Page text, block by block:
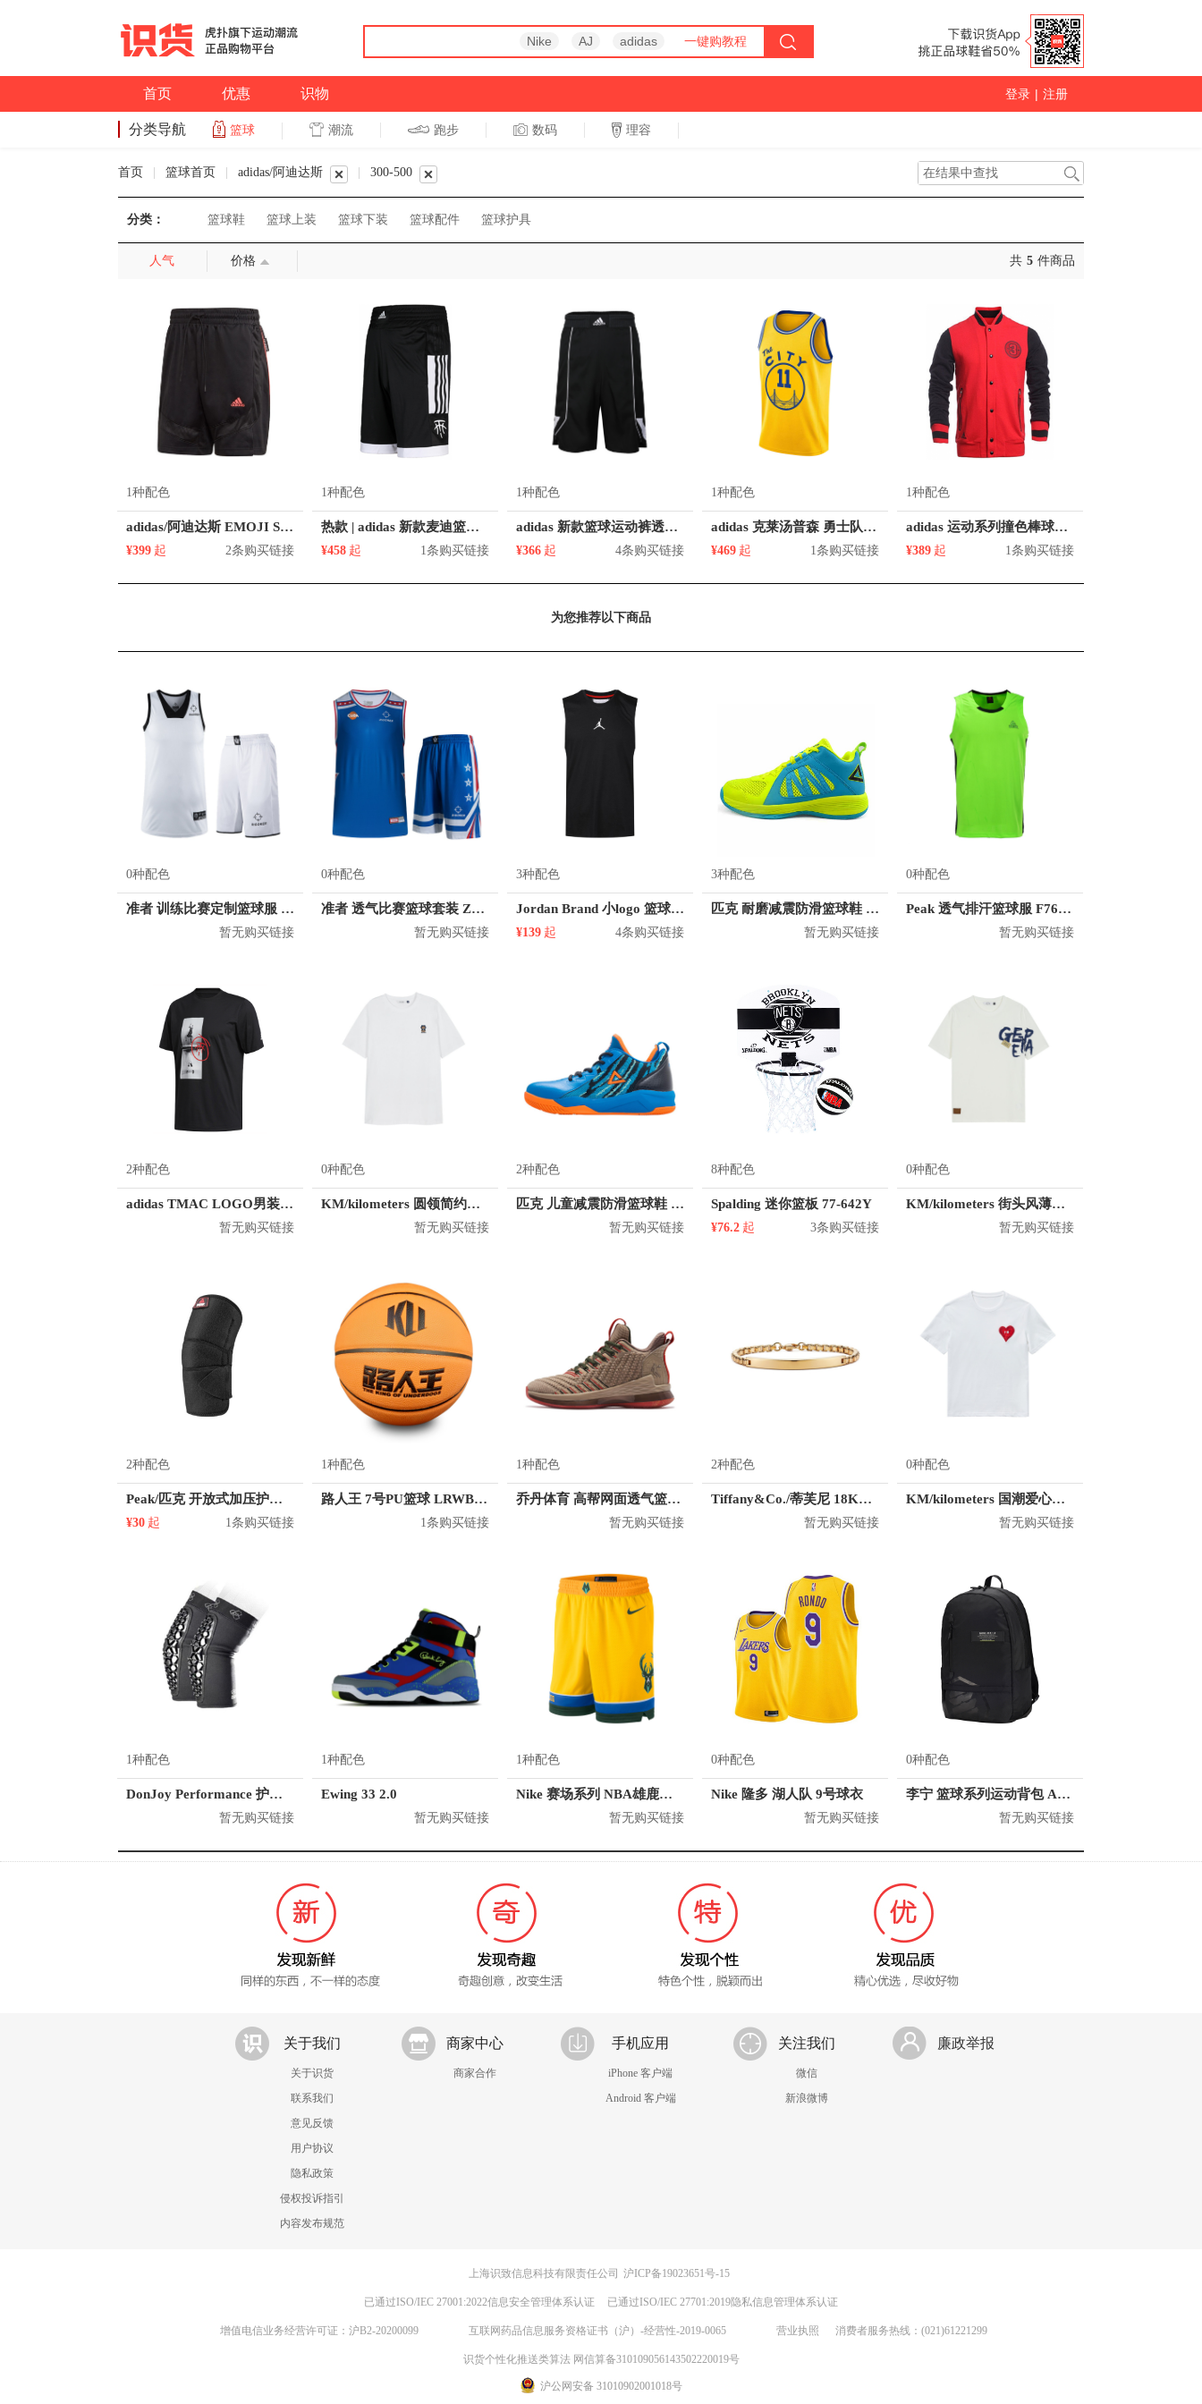
Nike AJ adidas 一键购教程
首页 优惠 识物 登录 | 注册
分类导航 篮球 潮流 跑步 数码 理容
首页 篮球首页 adidas/阿迪达斯 300-500
分类： 篮球鞋 篮球上装 篮球下装 篮球配件 篮球护具
人气 价格 共 5 件商品
1种配色
adidas/阿迪达斯 EMOJI Short亲肤透气松紧腰运动短裤 GP6778
¥399 起 2条购买链接
1种配色
热款 | adidas 新款麦迪篮球运动短裤 DP4940
¥458 起 1条购买链接
1种配色
adidas 新款篮球运动裤透气五分裤 FH7951
¥366 起 4条购买链接
1种配色
adidas 克莱汤普森 勇士队 11号球衣
¥469 起 1条购买链接
1种配色
adidas 运动系列撞色棒球领长袖卫衣 AJ8231
¥389 起 1条购买链接
为您推荐以下商品
0种配色
准者 训练比赛定制篮球服 Z17110105
暂无购买链接
0种配色
准者 透气比赛篮球套装 Z118210177
暂无购买链接
3种配色
Jordan Brand 小logo 篮球训练速干无袖背心 CU1025
¥139 起 4条购买链接
3种配色
匹克 耐磨减震防滑篮球鞋 E52123A
暂无购买链接
0种配色
Peak 透气排汗篮球服 F762101
暂无购买链接
2种配色
adidas TMAC LOGO男装篮球运动短袖T恤 GE4108 GE4109
暂无购买链接
0种配色
KM/kilometers 圆领简约短袖T恤 M2X2108073
暂无购买链接
2种配色
匹克 儿童减震防滑篮球鞋 DA810150
暂无购买链接
8种配色
Spalding 迷你篮板 77-642Y
¥76.2 起 3条购买链接
0种配色
KM/kilometers 街头风薄款印花短袖T恤 男女同款 M2X2108248
暂无购买链接
2种配色
Peak/匹克 开放式加压护肘 YH10101
¥30 起 1条购买链接
1种配色
路人王 7号PU篮球 LRWB003
1条购买链接
1种配色
乔丹体育 高帮网面透气篮球鞋 LM13200101
暂无购买链接
2种配色
Tiffany&Co./蒂芙尼 18K金威尼斯链扣手链
暂无购买链接
0种配色
KM/kilometers 国潮爱心短袖T恤 M2X2108466
暂无购买链接
1种配色
DonJoy Performance 护肘 DP157ES01
暂无购买链接
1种配色
Ewing 33 2.0
暂无购买链接
1种配色
Nike 赛场系列 NBA雄鹿队篮球短裤 912123
暂无购买链接
0种配色
Nike 隆多 湖人队 9号球衣
暂无购买链接
0种配色
李宁 篮球系列运动背包 ABSQ064
暂无购买链接
关于我们
关于识货
联系我们
意见反馈
用户协议
隐私政策
侵权投诉指引
内容发布规范
商家中心
商家合作
手机应用
iPhone 客户端
Android 客户端
关注我们
微信
新浪微博
廉政举报
上海识致信息科技有限责任公司 沪ICP备19023651号-15
已通过ISO/IEC 27001:2022信息安全管理体系认证 已通过ISO/IEC 27701:2019隐私信息管理体系认证
增值电信业务经营许可证：沪B2-20200099 互联网药品信息服务资格证书（沪）-经营性-2019-0065 营业执照 消费者服务热线：(021)61221299
识货个性化推送类算法 网信算备310109056143502220019号
沪公网安备 31010902001018号